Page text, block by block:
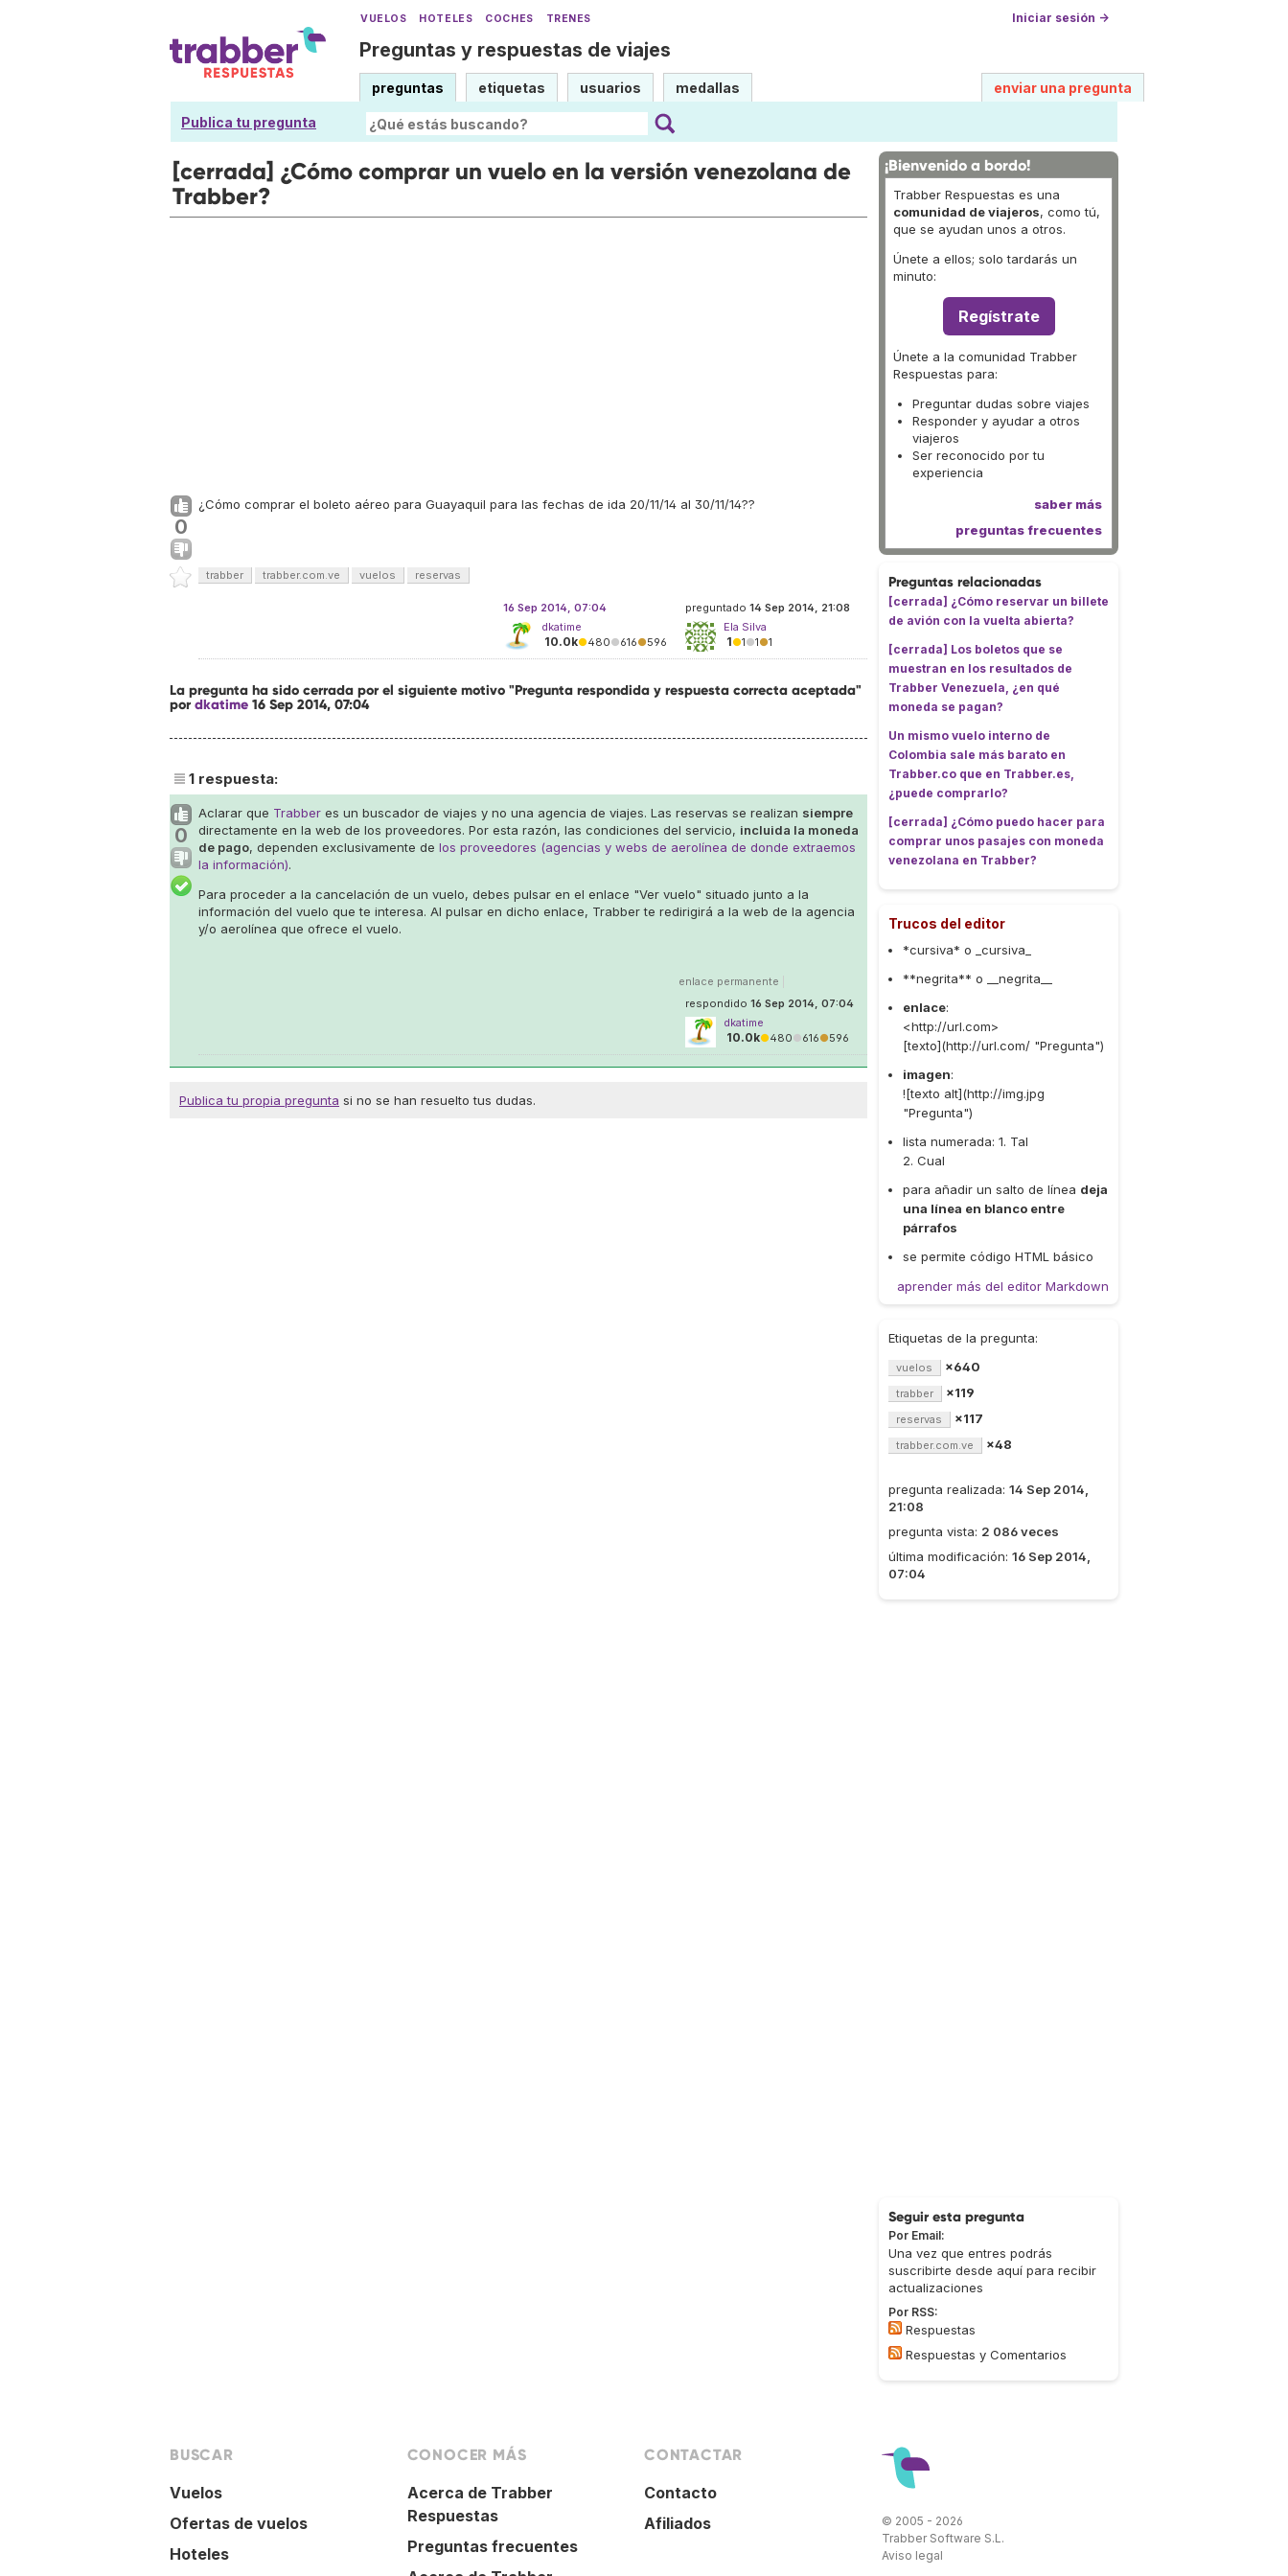
VUELOS HOTELES COCHES TRENES Iniciar sesión →
Preguntas y respuestas de viajes
preguntas etiquetas usuarios medallas enviar una pregunta
Publica tu pregunta
[cerrada] ¿Cómo comprar un vuelo en la versión venezolana de
Trabber?
0
¿Cómo comprar el boleto aéreo para Guayaquil para las fechas de ida 20/11/14 al 30/11/14??
trabber trabber.com.ve vuelos reservas
preguntado 14 Sep 2014, 21:08
Ela Silva
1●1●1●1
16 Sep 2014, 07:04
dkatime
10.0k●480●616●596
La pregunta ha sido cerrada por el siguiente motivo "Pregunta respondida y respuesta correcta aceptada"
por dkatime 16 Sep 2014, 07:04
1 respuesta:
0
Aclarar que Trabber es un buscador de viajes y no una agencia de viajes. Las reservas se realizan siempre
directamente en la web de los proveedores. Por esta razón, las condiciones del servicio, incluida la moneda
de pago, dependen exclusivamente de los proveedores (agencias y webs de aerolínea de donde extraemos
la información).
Para proceder a la cancelación de un vuelo, debes pulsar en el enlace "Ver vuelo" situado junto a la
información del vuelo que te interesa. Al pulsar en dicho enlace, Trabber te redirigirá a la web de la agencia
y/o aerolínea que ofrece el vuelo.
enlace permanente
respondido 16 Sep 2014, 07:04
dkatime
10.0k●480●616●596
Publica tu propia pregunta si no se han resuelto tus dudas.
¡Bienvenido a bordo!
Trabber Respuestas es una
comunidad de viajeros, como tú,
que se ayudan unos a otros.
Únete a ellos; solo tardarás un
minuto:
Regístrate
Únete a la comunidad Trabber
Respuestas para:
Preguntar dudas sobre viajes
Responder y ayudar a otros
viajeros
Ser reconocido por tu
experiencia
saber más
preguntas frecuentes
Preguntas relacionadas
[cerrada] ¿Cómo reservar un billete
de avión con la vuelta abierta?
[cerrada] Los boletos que se
muestran en los resultados de
Trabber Venezuela, ¿en qué
moneda se pagan?
Un mismo vuelo interno de
Colombia sale más barato en
Trabber.co que en Trabber.es,
¿puede comprarlo?
[cerrada] ¿Cómo puedo hacer para
comprar unos pasajes con moneda
venezolana en Trabber?
Trucos del editor
*cursiva* o _cursiva_
**negrita** o __negrita__
enlace:
<http://url.com>
[texto](http://url.com/ "Pregunta")
imagen:
![texto alt](http://img.jpg
"Pregunta")
lista numerada: 1. Tal
2. Cual
para añadir un salto de línea deja
una línea en blanco entre
párrafos
se permite código HTML básico
aprender más del editor Markdown
Etiquetas de la pregunta:
vuelos ×640
trabber ×119
reservas ×117
trabber.com.ve ×48
pregunta realizada: 14 Sep 2014,
21:08
pregunta vista: 2 086 veces
última modificación: 16 Sep 2014,
07:04
Seguir esta pregunta
Por Email:
Una vez que entres podrás
suscribirte desde aquí para recibir
actualizaciones
Por RSS:
Respuestas
Respuestas y Comentarios
BUSCAR
Vuelos
Ofertas de vuelos
Hoteles
CONOCER MÁS
Acerca de Trabber
Respuestas
Preguntas frecuentes
CONTACTAR
Contacto
Afiliados
© 2005 - 2026
Trabber Software S.L.
Aviso legal